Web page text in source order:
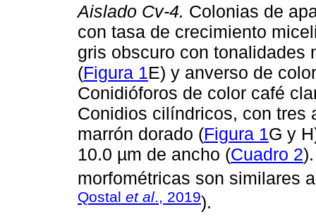
Aislado Cv-4. Colonias de
con tasa de crecimiento
gris obscuro con tonalidades
(Figura 1 E) y anverso de
Conidióforos de color café
Conidios cilíndricos, con tres
marrón dorado (Figura 1 G y
10.0 µm de ancho (Cuadro 2
morfométricas son similares
Qostal et al., 2019).